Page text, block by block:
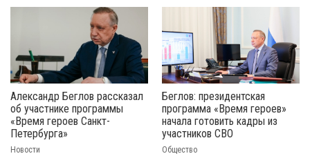
Александр Беглов рассказал
об участнике программы
«Время героев Санкт-
Петербурга»
Новости
Беглов: президентская
программа «Время героев»
начала готовить кадры из
участников СВО
Общество